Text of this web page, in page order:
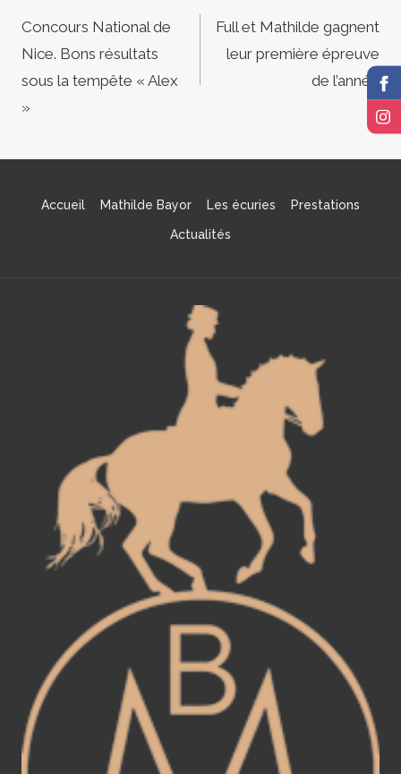
de
l’article
Concours National de
Nice. Bons résultats
sous la tempête « Alex
»
Full et Mathilde gagnent
leur première épreuve
de l’année
Accueil Mathilde Bayor Les écuries Prestations
Actualités